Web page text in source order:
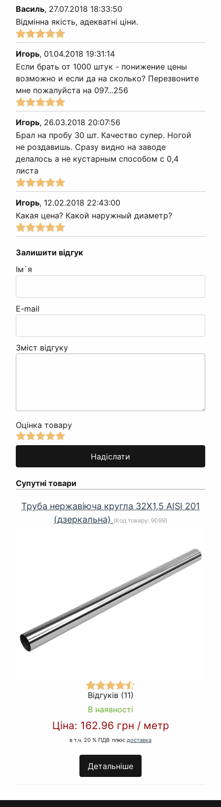
Василь, 27.07.2018 18:33:50
Відмінна якість, адекватні ціни.
Игорь, 01.04.2018 19:31:14
Если брать от 1000 штук - понижение цены
возможно и если да на сколько? Перезвоните
мне пожалуйста на 097...256
Игорь, 26.03.2018 20:07:56
Брал на пробу 30 шт. Качество супер. Ногой
не роздавишь. Сразу видно на заводе
делалось а не кустарным способом с 0,4
листа
Игорь, 12.02.2018 22:43:00
Какая цена? Какой наружный диаметр?
Залишити відгук
Ім`я
E-mail
Зміст відгуку
Оцінка товару
Супутні товари
Труба нержавіюча кругла 32Х1,5 AISI 201
(дзеркальна) (Код товару: 9099)
Відгуків (11)
В наявності
Ціна: 162.96 грн / метр
в т.ч. 20 % ПДВ плюс доставка
Детальніше